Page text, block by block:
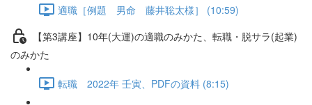
適職［例題 男命 藤井聡太様］ (10:59)
【第3講座】10年(大運)の適職のみかた、転職・脱サラ(起業)
のみかた
転職 2022年 壬寅、PDFの資料 (8:15)